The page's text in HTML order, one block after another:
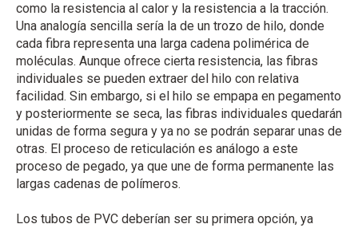
como la resistencia al calor y la resistencia a la tracción.
Una analogía sencilla sería la de un trozo de hilo, donde
cada fibra representa una larga cadena polimérica de
moléculas. Aunque ofrece cierta resistencia, las fibras
individuales se pueden extraer del hilo con relativa
facilidad. Sin embargo, si el hilo se empapa en pegamento
y posteriormente se seca, las fibras individuales quedarán
unidas de forma segura y ya no se podrán separar unas de
otras. El proceso de reticulación es análogo a este
proceso de pegado, ya que une de forma permanente las
largas cadenas de polímeros.
Los tubos de PVC deberían ser su primera opción, ya